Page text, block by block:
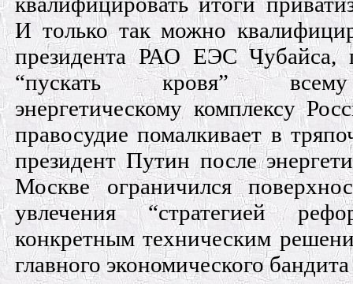
И только так можно
президента РАО ЕЭС Чубайса,
“пускать кровя”
энергетическому комплексу
правосудие помалкивает в
президент Путин после
Москве ограничился
увлечения “стратегией
конкретным техническим
главного экономического